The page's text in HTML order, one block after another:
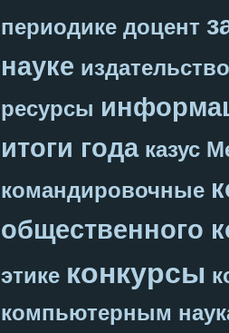
периодике доцент
науке издательство
ресурсы
итоги года казус
командировочные
общественного
этике конкурсы
компьютерным